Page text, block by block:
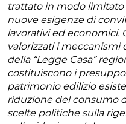
trattato in modo
nuove esigenze di
lavorativi ed economici.
valorizzati i
della “Legge Casa”
costituiscono i
patrimonio edilizio
riduzione del consumo
scelte politiche sulla